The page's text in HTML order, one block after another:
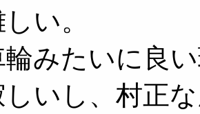
い。
輪みたいに良
しいし、村正